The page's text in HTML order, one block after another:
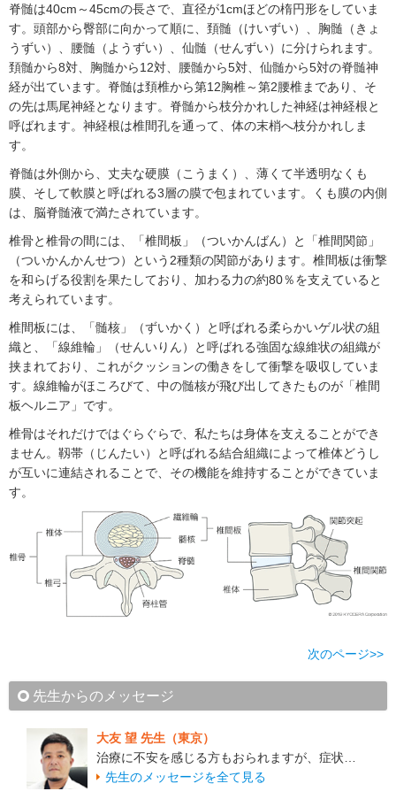
脊髄は40cm～45cmの長さで、直径が1cmほどの楕円形をしていま
す。頭部から臀部に向かって順に、頚髄（けいずい）、胸髄（きょ
うずい）、腰髄（ようずい）、仙髄（せんずい）に分けられます。
頚髄から8対、胸髄から12対、腰髄から5対、仙髄から5対の脊髄神
経が出ています。脊髄は頚椎から第12胸椎～第2腰椎まであり、そ
の先は馬尾神経となります。脊髄から枝分かれした神経は神経根と
呼ばれます。神経根は椎間孔を通って、体の末梢へ枝分かれしま
す。
脊髄は外側から、丈夫な硬膜（こうまく）、薄くて半透明なくも
膜、そして軟膜と呼ばれる3層の膜で包まれています。くも膜の内側
は、脳脊髄液で満たされています。
椎骨と椎骨の間には、「椎間板」（ついかんばん）と「椎間関節」
（ついかんかんせつ）という2種類の関節があります。椎間板は衝撃
を和らげる役割を果たしており、加わる力の約80％を支えていると
考えられています。
椎間板には、「髄核」（ずいかく）と呼ばれる柔らかいゲル状の組
織と、「線維輪」（せんいりん）と呼ばれる強固な線維状の組織が
挟まれており、これがクッションの働きをして衝撃を吸収していま
す。線維輪がほころびて、中の髄核が飛び出してきたものが「椎間
板ヘルニア」です。
椎骨はそれだけではぐらぐらで、私たちは身体を支えることができ
ません。靱帯（じんたい）と呼ばれる結合組織によって椎体どうし
が互いに連結されることで、その機能を維持することができていま
す。
次のページ>>
先生からのメッセージ
大友 望 先生（東京）
治療に不安を感じる方もおられますが、症状…
先生のメッセージを全て見る